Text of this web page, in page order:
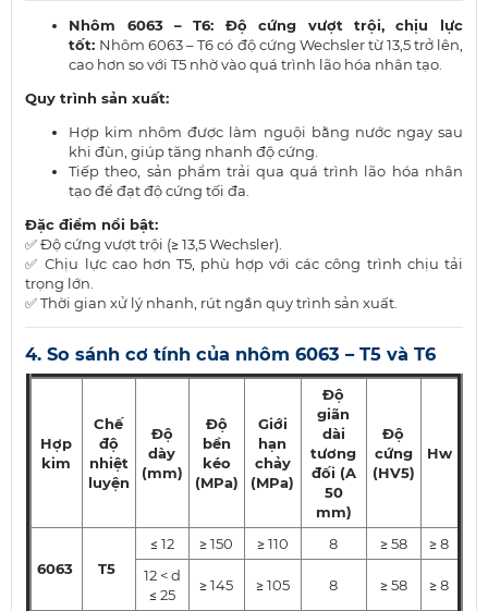
Nhôm 6063 – T6: Độ cứng vượt trội, chịu lực
tốt: Nhôm 6063 – T6 có độ cứng Wechsler từ 13,5 trở lên,
cao hơn so với T5 nhờ vào quá trình lão hóa nhân tạo.
Quy trình sản xuất:
Hợp kim nhôm được làm nguội bằng nước ngay sau
khi đùn, giúp tăng nhanh độ cứng.
Tiếp theo, sản phẩm trải qua quá trình lão hóa nhân
tạo để đạt độ cứng tối đa.
Đặc điểm nổi bật:
✅ Độ cứng vượt trội (≥ 13,5 Wechsler).
✅ Chịu lực cao hơn T5, phù hợp với các công trình chịu tải
trọng lớn.
✅ Thời gian xử lý nhanh, rút ngắn quy trình sản xuất.
4. So sánh cơ tính của nhôm 6063 – T5 và T6
Hợp
kim
Chế
độ
nhiệt
luyện
Độ
dày
(mm)
Độ
bền
kéo
(MPa)
Giới
hạn
chảy
(MPa)
Độ
giãn
dài
tương
đối (A
50
mm)
Độ
cứng
(HV5)
Hw
6063 T5
≤ 12 ≥ 150 ≥ 110 8 ≥ 58
≥ 8
12 < d
≤ 25
≥ 145 ≥ 105 8 ≥ 58 ≥ 8